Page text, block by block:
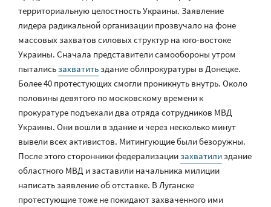
территориальную целостность Украины. Заявление
лидера радикальной организации прозвучало на фоне
массовых захватов силовых структур на юго-востоке
Украины. Сначала представители самообороны утром
пыталисьзахватитьздание облпрокуратуры в Донецке.
Более 40 протестующих смогли проникнуть внутрь. Около
половины девятого по московскому времени к
прокуратуре подъехали два отряда сотрудников МВД
Украины. Они вошли в здание и через несколько минут
вывели всех активистов. Митингующие были безоружны.
После этого сторонники федерализациизахватилиздание
областного МВД и заставили начальника милиции
написать заявление об отставке. В Луганске
протестующие тоже не покидают захваченного ими